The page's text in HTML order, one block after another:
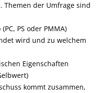
Themen der Umfrage sind
PS oder PMMA)
wird und zu welchem
Eigenschaften
kommt zusammen,